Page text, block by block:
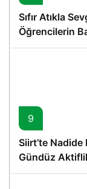
Sıfır Atıkla
Öğrencilerin
Proje
9
Siirt’te Nadide
Gündüz